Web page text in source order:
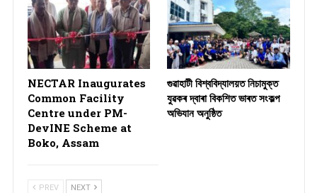
NECTAR Inaugurates
Common Facility
Centre under PM-
DevINE Scheme at
Boko, Assam
গুৱাহাটী বিশ্ববিদ্যালয়ত নিচামুক্ত
যুৱকৰ দ্বাৰা বিকশিত ভাৰত সংকল্প
অভিযান অনুষ্ঠিত
PREV NEXT